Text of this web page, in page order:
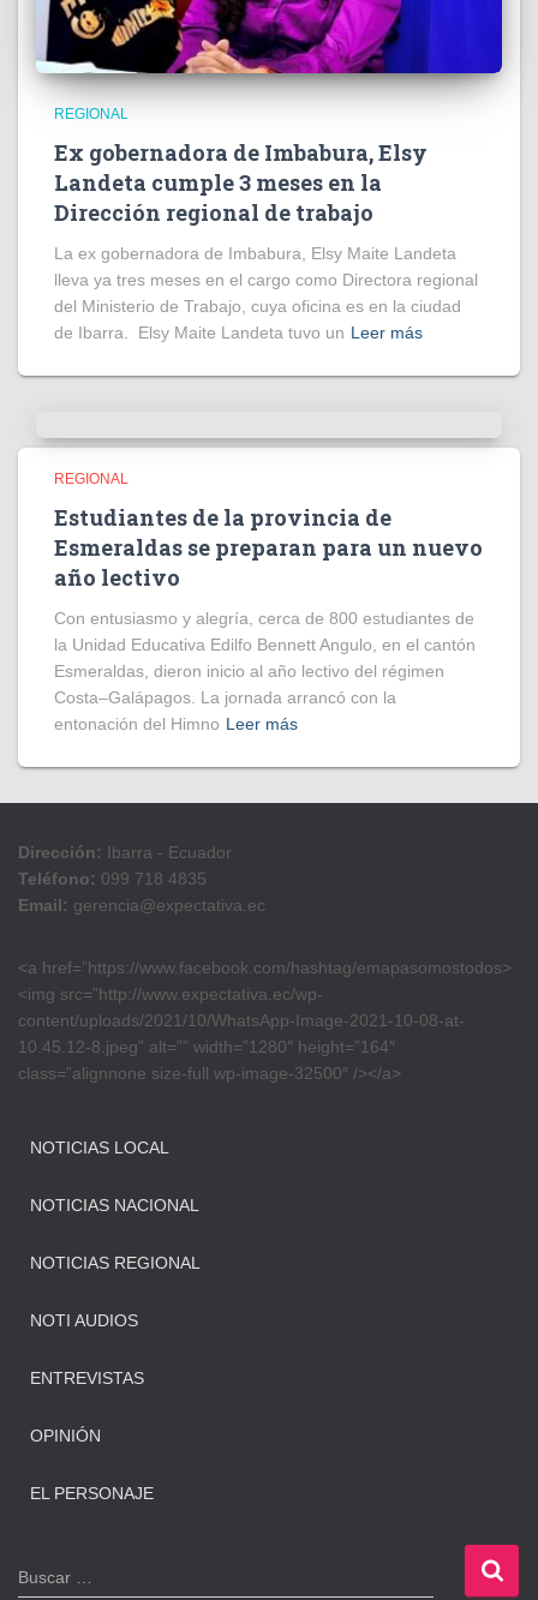
REGIONAL
Ex gobernadora de Imbabura, Elsy
Landeta cumple 3 meses en la
Dirección regional de trabajo
La ex gobernadora de Imbabura, Elsy Maite Landeta
lleva ya tres meses en el cargo como Directora regional
del Ministerio de Trabajo, cuya oficina es en la ciudad
de Ibarra. Elsy Maite Landeta tuvo un Leer más
REGIONAL
Estudiantes de la provincia de
Esmeraldas se preparan para un nuevo
año lectivo
Con entusiasmo y alegría, cerca de 800 estudiantes de
la Unidad Educativa Edilfo Bennett Angulo, en el cantón
Esmeraldas, dieron inicio al año lectivo del régimen
Costa–Galápagos. La jornada arrancó con la
entonación del Himno Leer más
Dirección: Ibarra - Ecuador
Teléfono: 099 718 4835
Email: gerencia@expectativa.ec
<a href=”https://www.facebook.com/hashtag/emapasomostodos>
<img src=”http://www.expectativa.ec/wp-
content/uploads/2021/10/WhatsApp-Image-2021-10-08-at-
10.45.12-8.jpeg” alt=”” width=”1280″ height=”164″
class=”alignnone size-full wp-image-32500″ /></a>
NOTICIAS LOCAL
NOTICIAS NACIONAL
NOTICIAS REGIONAL
NOTI AUDIOS
ENTREVISTAS
OPINIÓN
EL PERSONAJE
B
u
Buscar …